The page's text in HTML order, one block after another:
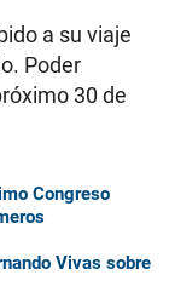
a su viaje
Poder
30 de
Congreso
Vivas sobre